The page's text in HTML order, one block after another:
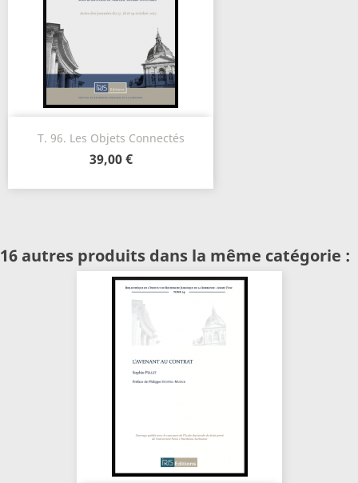
T. 96. Les Objets Connectés
39,00 €
16 autres produits dans la même catégorie :